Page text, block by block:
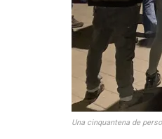
Una cinquantena de